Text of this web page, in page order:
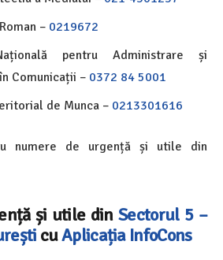
– 0219672
pentru Administrare și
Comunicații – 0372 84 5001
de Munca – 0213301616
numere de urgență și utile din
și utile dinSectorul 5 –
cuAplicația InfoCons